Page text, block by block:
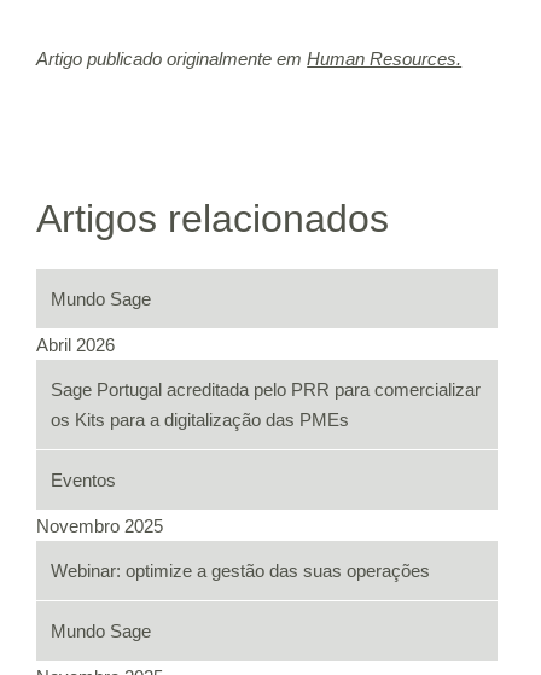
Artigo publicado originalmente emHuman Resources.
Artigos relacionados
Mundo Sage
Abril 2026
Sage Portugal acreditada pelo PRR para comercializar
os Kits para a digitalização das PMEs
Eventos
Novembro 2025
Webinar: optimize a gestão das suas operações
Mundo Sage